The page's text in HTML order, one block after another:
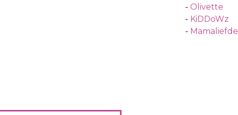
- Olivette
- KiDDoWz
- Mamaliefde